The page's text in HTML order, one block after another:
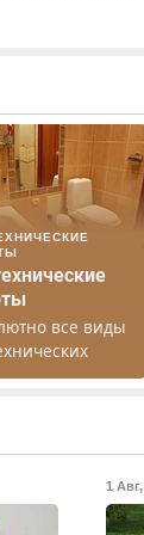
все виды
Быстро.
1 Авг,